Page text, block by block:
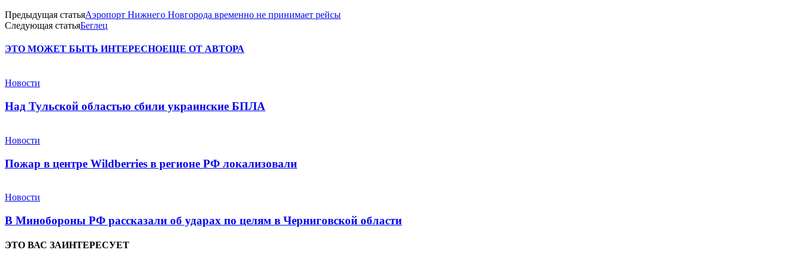
Предыдущая статьяАэропорт Нижнего Новгорода временно не принимает рейсы
Следующая статьяБеглец
ЭТО МОЖЕТ БЫТЬ ИНТЕРЕСНОЕЩЕ ОТ АВТОРА
Новости
Над Тульской областью сбили украинские БПЛА
Новости
Пожар в центре Wildberries в регионе РФ локализовали
Новости
В Минобороны РФ рассказали об ударах по целям в Черниговской области
ЭТО ВАС ЗАИНТЕРЕСУЕТ